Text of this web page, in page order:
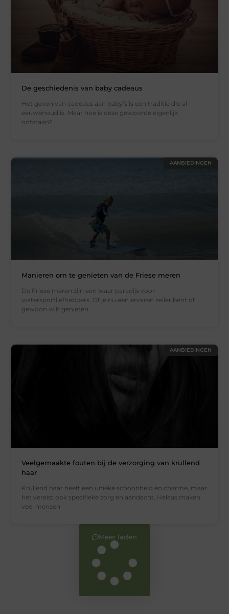
De geschiedenis van baby cadeaus
Het geven van cadeaus aan baby’s is een traditie die al
eeuwenoud is. Maar hoe is deze gewoonte eigenlijk
ontstaan?
AANBIEDINGEN
Manieren om te genieten van de Friese meren
De Friese meren zijn een waar paradijs voor
watersportliefhebbers. Of je nu een ervaren zeiler bent of
gewoon wilt genieten
AANBIEDINGEN
Veelgemaakte fouten bij de verzorging van krullend
haar
Krullend haar heeft een unieke schoonheid en charme, maar
het vereist ook specifieke zorg en aandacht. Helaas maken
veel mensen
Meer laden